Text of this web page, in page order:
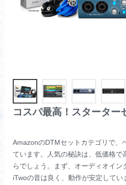
コスパ最高！スターター
AmazonのDTMセットカテゴリで、
ています。人気の秘訣は、低価格で
らでしょう。まず、オーディオイ
iTwoの音は良く、動作が安定して